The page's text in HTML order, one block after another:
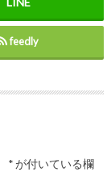
feedly
*が付いている欄